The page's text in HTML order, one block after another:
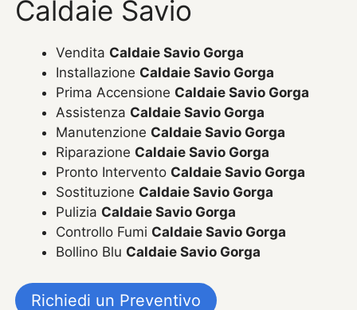
Caldaie Savio
Vendita Caldaie Savio Gorga
Installazione Caldaie Savio Gorga
Prima Accensione Caldaie Savio Gorga
Assistenza Caldaie Savio Gorga
Manutenzione Caldaie Savio Gorga
Riparazione Caldaie Savio Gorga
Pronto Intervento Caldaie Savio Gorga
Sostituzione Caldaie Savio Gorga
Pulizia Caldaie Savio Gorga
Controllo Fumi Caldaie Savio Gorga
Bollino Blu Caldaie Savio Gorga
Richiedi un Preventivo